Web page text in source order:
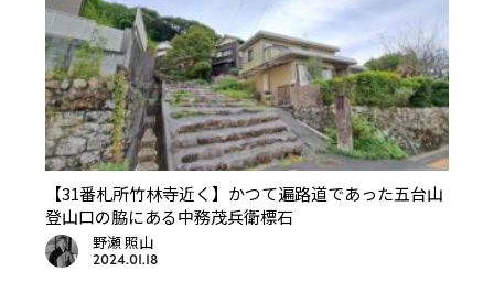
【31番札所竹林寺近く】かつて遍路道であった五台山
登山口の脇にある中務茂兵衛標石
野瀬 照山
2024.01.18